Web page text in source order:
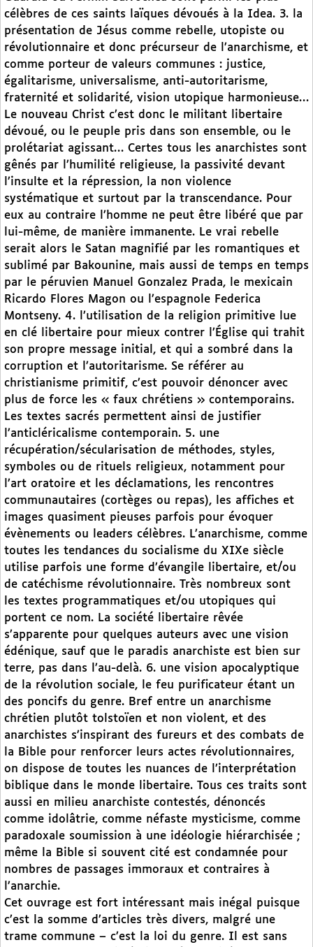
célèbres de ces saints laïques dévoués à la Idea. 3. la
présentation de Jésus comme rebelle, utopiste ou
révolutionnaire et donc précurseur de l’anarchisme, et
comme porteur de valeurs communes : justice,
égalitarisme, universalisme, anti-autoritarisme,
fraternité et solidarité, vision utopique harmonieuse…
Le nouveau Christ c’est donc le militant libertaire
dévoué, ou le peuple pris dans son ensemble, ou le
prolétariat agissant… Certes tous les anarchistes sont
gênés par l’humilité religieuse, la passivité devant
l’insulte et la répression, la non violence
systématique et surtout par la transcendance. Pour
eux au contraire l’homme ne peut être libéré que par
lui-même, de manière immanente. Le vrai rebelle
serait alors le Satan magnifié par les romantiques et
sublimé par Bakounine, mais aussi de temps en temps
par le péruvien Manuel Gonzalez Prada, le mexicain
Ricardo Flores Magon ou l’espagnole Federica
Montseny. 4. l’utilisation de la religion primitive lue
en clé libertaire pour mieux contrer l’Église qui trahit
son propre message initial, et qui a sombré dans la
corruption et l’autoritarisme. Se référer au
christianisme primitif, c’est pouvoir dénoncer avec
plus de force les « faux chrétiens » contemporains.
Les textes sacrés permettent ainsi de justifier
l’anticléricalisme contemporain. 5. une
récupération/sécularisation de méthodes, styles,
symboles ou de rituels religieux, notamment pour
l’art oratoire et les déclamations, les rencontres
communautaires (cortèges ou repas), les affiches et
images quasiment pieuses parfois pour évoquer
évènements ou leaders célèbres. L’anarchisme, comme
toutes les tendances du socialisme du XIXe siècle
utilise parfois une forme d’évangile libertaire, et/ou
de catéchisme révolutionnaire. Très nombreux sont
les textes programmatiques et/ou utopiques qui
portent ce nom. La société libertaire rêvée
s’apparente pour quelques auteurs avec une vision
édénique, sauf que le paradis anarchiste est bien sur
terre, pas dans l’au-delà. 6. une vision apocalyptique
de la révolution sociale, le feu purificateur étant un
des poncifs du genre. Bref entre un anarchisme
chrétien plutôt tolstoïen et non violent, et des
anarchistes s’inspirant des fureurs et des combats de
la Bible pour renforcer leurs actes révolutionnaires,
on dispose de toutes les nuances de l’interprétation
biblique dans le monde libertaire. Tous ces traits sont
aussi en milieu anarchiste contestés, dénoncés
comme idolâtrie, comme néfaste mysticisme, comme
paradoxale soumission à une idéologie hiérarchisée ;
même la Bible si souvent cité est condamnée pour
nombres de passages immoraux et contraires à
l’anarchie.
Cet ouvrage est fort intéressant mais inégal puisque
c’est la somme d’articles très divers, malgré une
trame commune – c’est la loi du genre. Il est sans